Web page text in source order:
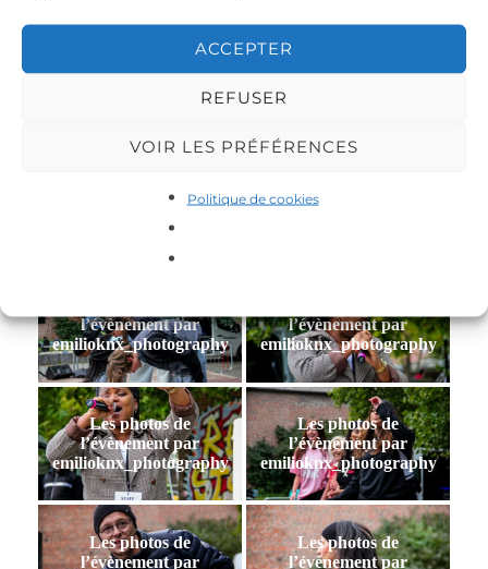
ACCEPTER
REFUSER
VOIR LES PRÉFÉRENCES
Politique de cookies
emilioknx_photography
emilioknx_photography
l’évènement par
emilioknx_photography
l’évènement par
l’évènement par
emilioknx_photography
l’évènement par
emilioknx_photography
Les photos de
l’évènement par
emilioknx_photography
Les photos de
l’évènement par
emilioknx_photography
Les photos de
l’évènement par
Les photos de
l’évènement par